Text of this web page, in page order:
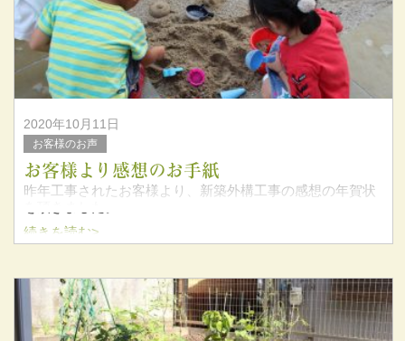
2020年10月11日
お客様のお声
お客様より感想のお手紙
昨年工事されたお客様より、新築外構工事の感想の年賀状
この度は弊社を選んでいただき、誠にありがとうございま
またお忙しい中、お手紙をありがとうございます。
何かあればいつでもご連
続きを読む>